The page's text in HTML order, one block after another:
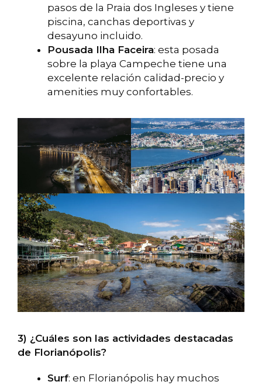
pasos de la Praia dos Ingleses y tiene
piscina, canchas deportivas y
desayuno incluido.
Pousada Ilha Faceira: esta posada
sobre la playa Campeche tiene una
excelente relación calidad-precio y
amenities muy confortables.
3) ¿Cuáles son las actividades destacadas
de Florianópolis?
Surf: en Florianópolis hay muchos